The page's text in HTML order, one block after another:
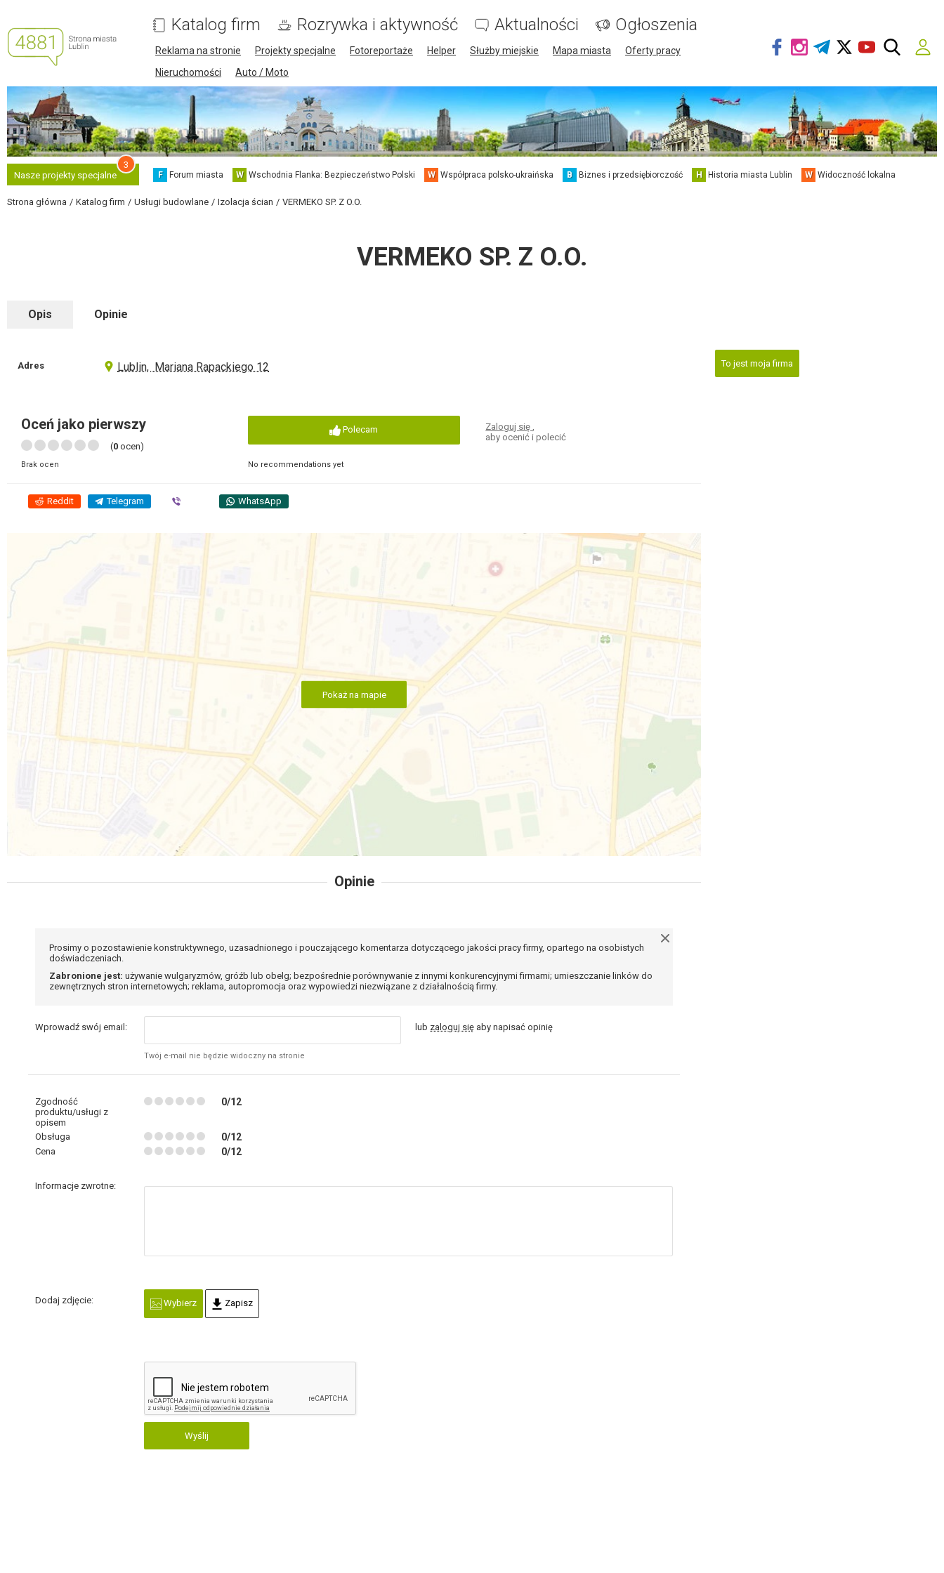
Katalog firm Rozrywka i aktywność Aktualności Ogłoszenia
Reklama na stronie Projekty specjalne Fotoreportaże Helper Służby miejskie Mapa miasta
Oferty pracy
Nieruchomości
Auto / Moto
Nasze projekty specjalne
3
F Forum miasta W Wschodnia Flanka: Bezpieczeństwo Polski W Współpraca polsko-ukraińska B Biznes i przedsiębiorczość H Historia miasta Lublin W Widoczność lokalna
Strona główna Katalog firm Usługi budowlane Izolacja ścian VERMEKO SP. Z O.O.
VERMEKO SP. Z O.O.
Opis Opinie
Adres Lublin, Mariana Rapackiego 12
Oceń jako pierwszy
(0 ocen)
Brak ocen
Polecam
No recommendations yet
Zaloguj się,
aby ocenić i polecić
Reddit Telegram WhatsApp
Pokaż na mapie
To jest moja firma
Opinie
Prosimy o pozostawienie konstruktywnego, uzasadnionego i pouczającego komentarza dotyczącego jakości pracy firmy, opartego na osobistych
doświadczeniach.
Zabronione jest: używanie wulgaryzmów, gróźb lub obelg; bezpośrednie porównywanie z innymi konkurencyjnymi firmami; umieszczanie linków do
zewnętrznych stron internetowych; reklama, autopromocja oraz wypowiedzi niezwiązane z działalnością firmy.
Wprowadź swój email:
Twój e-mail nie będzie widoczny na stronie
lub zaloguj się aby napisać opinię
Zgodność
produktu/usługi z
opisem
0/12
Obsługa 0/12
Cena 0/12
Informacje zwrotne:
Dodaj zdjęcie: Wybierz Zapisz
Wyślij